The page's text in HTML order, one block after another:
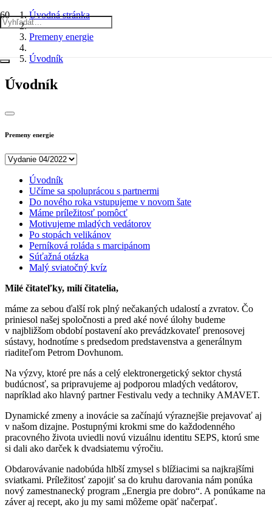
Úvodná stránka
Premeny energie
Úvodník
Úvodník
Premeny energie
Úvodník
Učíme sa spoluprácou s partnermi
Do nového roka vstupujeme v novom šate
Máme príležitosť pomôcť
Motivujeme mladých vedátorov
Po stopách velikánov
Perníková roláda s marcipánom
Súťažná otázka
Malý sviatočný kvíz
Milé čitateľky, milí čitatelia,
máme za sebou ďalší rok plný nečakaných udalostí a zvratov. Čo
priniesol našej spoločnosti a pred aké nové úlohy budeme
v najbližšom období postavení ako prevádzkovateľ prenosovej
sústavy, hodnotíme s predsedom predstavenstva a generálnym
riaditeľom Petrom Dovhunom.
Na výzvy, ktoré pre nás a celý elektronergetický sektor chystá
budúcnosť, sa pripravujeme aj podporou mladých vedátorov,
napríklad ako hlavný partner Festivalu vedy a techniky AMAVET.
Dynamické zmeny a inovácie sa začínajú výraznejšie prejavovať aj
v našom dizajne. Postupnými krokmi sme do každodenného
pracovného života uviedli novú vizuálnu identitu SEPS, ktorú sme
si dali ako darček k dvadsiatemu výročiu.
Obdarovávanie nadobúda hlbší zmysel s blížiacimi sa najkrajšími
sviatkami. Príležitosť zapojiť sa do kruhu darovania nám ponúka
nový zamestnanecký program „Energia pre dobro“. A ponúkame na
záver aj recept, ako ju my sami môžeme opäť načerpať.